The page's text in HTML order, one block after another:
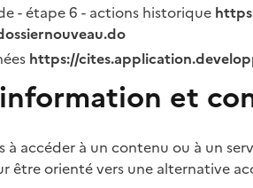
- étape 6 - actions historique
https://
et
à accéder à un contenu ou à un
être orienté vers une alternative